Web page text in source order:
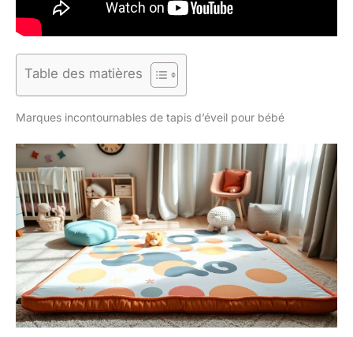
Table des matières
Marques incontournables de tapis d’éveil pour bébé